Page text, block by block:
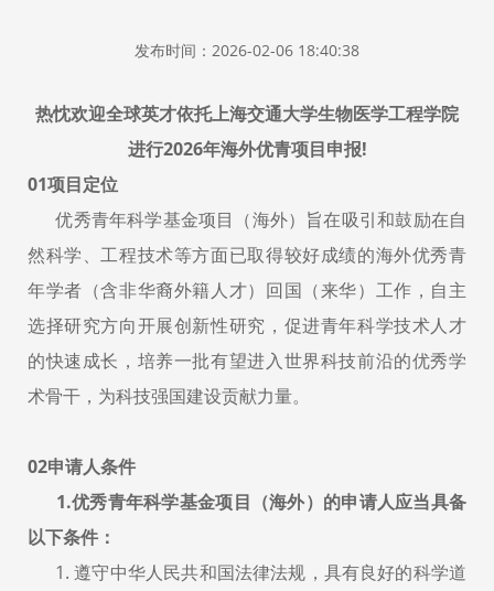
发布时间：2026-02-06 18:40:38
热忱欢迎全球英才依托上海交通大学生物医学工程学院
进行2026年海外优青项目申报!
01项目定位
优秀青年科学基金项目（海外）旨在吸引和鼓励在自
然科学、工程技术等方面已取得较好成绩的海外优秀青
年学者（含非华裔外籍人才）回国（来华）工作，自主
选择研究方向开展创新性研究，促进青年科学技术人才
的快速成长，培养一批有望进入世界科技前沿的优秀学
术骨干，为科技强国建设贡献力量。
02申请人条件
1.优秀青年科学基金项目（海外）的申请人应当具备
以下条件：
1. 遵守中华人民共和国法律法规，具有良好的科学道